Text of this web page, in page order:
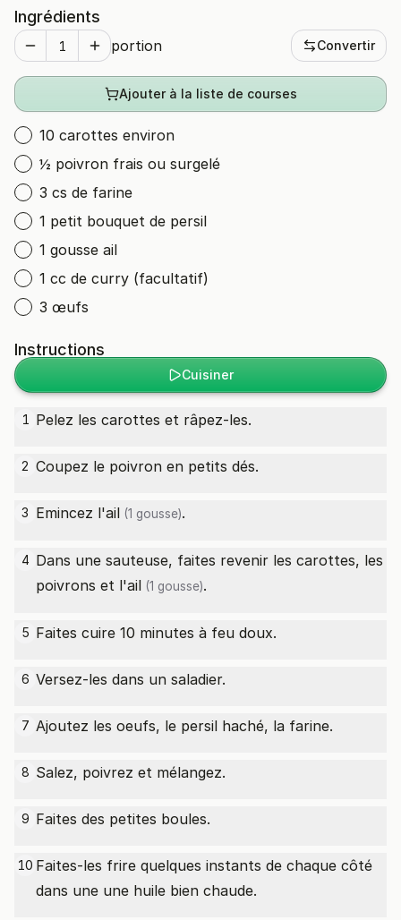
Ingrédients
portion Convertir
Ajouter à la liste de courses
10 carottes environ
½ poivron frais ou surgelé
3 cs de farine
1 petit bouquet de persil
1 gousse ail
1 cc de curry (facultatif)
3 œufs
Instructions
Cuisiner
1 Pelez les carottes et râpez-les.
2 Coupez le poivron en petits dés.
3 Emincez l'ail (1 gousse).
4 Dans une sauteuse, faites revenir les carottes, les
poivrons et l'ail (1 gousse).
5 Faites cuire 10 minutes à feu doux.
6 Versez-les dans un saladier.
7 Ajoutez les oeufs, le persil haché, la farine.
8 Salez, poivrez et mélangez.
9 Faites des petites boules.
10 Faites-les frire quelques instants de chaque côté
dans une une huile bien chaude.